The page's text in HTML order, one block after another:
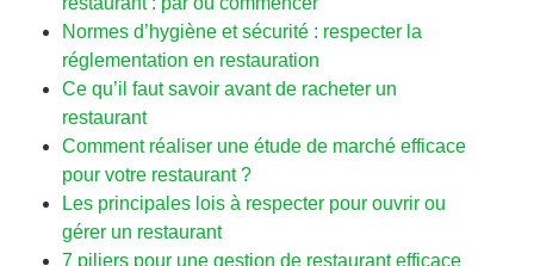
Normes d’hygiène et sécurité : respecter la
réglementation en restauration
Ce qu’il faut savoir avant de racheter un
restaurant
Comment réaliser une étude de marché efficace
pour votre restaurant ?
Les principales lois à respecter pour ouvrir ou
gérer un restaurant
7 piliers pour une gestion de restaurant efficace